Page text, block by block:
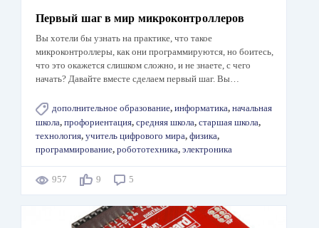
Первый шаг в мир микроконтроллеров
Вы хотели бы узнать на практике, что такое
микроконтроллеры, как они программируются, но боитесь,
что это окажется слишком сложно, и не знаете, с чего
начать? Давайте вместе сделаем первый шаг. Вы…
дополнительное образование, информатика, начальная
школа, профориентация, средняя школа, старшая школа,
технология, учитель цифрового мира, физика,
программирование, робототехника, электроника
957 9 5